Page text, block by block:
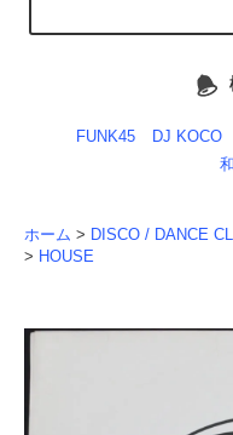
FUNK45 DJ KOCO
ホーム > DISCO / DANCE
> HOUSE